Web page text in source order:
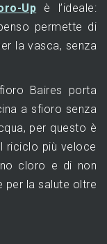
Up è l’ideale:
permette di
la vasca, senza
Baires porta
a sfioro senza
per questo è
riciclo più veloce
cloro e di non
per la salute oltre